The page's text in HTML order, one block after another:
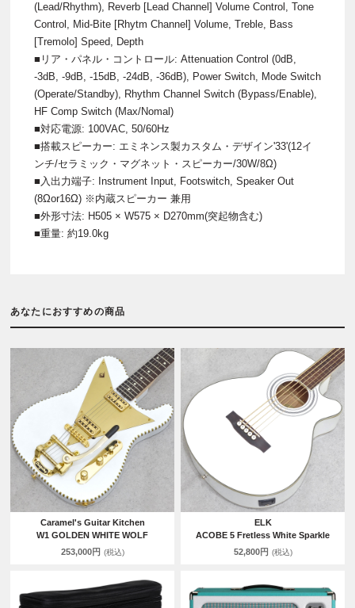
(Lead/Rhythm), Reverb [Lead Channel] Volume Control, Tone
Control, Mid-Bite [Rhytm Channel] Volume, Treble, Bass
[Tremolo] Speed, Depth
■リア・パネル・コントロール: Attenuation Control (0dB,
-3dB, -9dB, -15dB, -24dB, -36dB), Power Switch, Mode Switch
(Operate/Standby), Rhythm Channel Switch (Bypass/Enable),
HF Comp Switch (Max/Nomal)
■対応電源: 100VAC, 50/60Hz
■搭載スピーカー: エミネンス製カスタム・デザイン'33'(12イ
ンチ/セラミック・マグネット・スピーカー/30W/8Ω)
■入出力端子: Instrument Input, Footswitch, Speaker Out
(8Ωor16Ω) ※内蔵スピーカー 兼用
■外形寸法: H505 × W575 × D270mm(突起物含む)
■重量: 約19.0kg
あなたにおすすめの商品
Caramel's Guitar Kitchen
W1 GOLDEN WHITE WOLF
253,000円 (税込)
ELK
ACOBE 5 Fretless White Sparkle
52,800円 (税込)